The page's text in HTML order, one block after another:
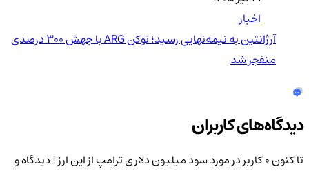
اخبار
آرژانتین به نیمه‌نهایی رسید؛ توکن ARG با جهش ۳۰۰ درصدی
منفجر شد
دیدگاه‌های کاربران
تا کنون 0 کاربر در مورد سود میلیون دلاری ترامپ از این ارز !دیدگاه و